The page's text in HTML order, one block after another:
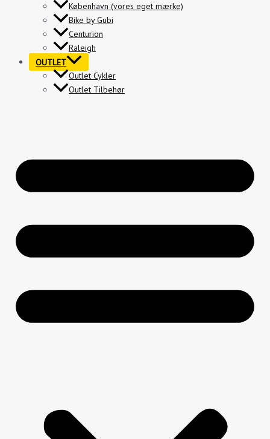
København (vores eget mærke)
Bike by Gubi
Centurion
Raleigh
OUTLET
Outlet Cykler
Outlet Tilbehør